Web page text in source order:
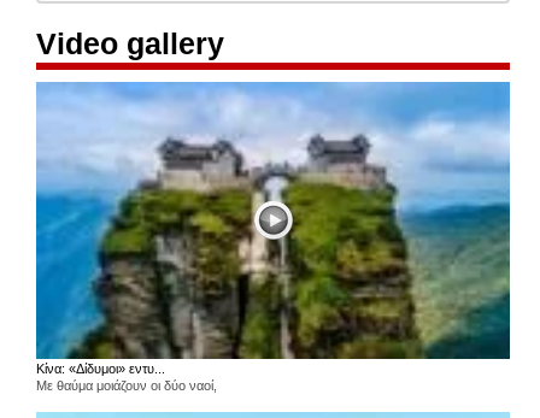
Video gallery
Κίνα: «Δίδυμοι» εντυ...
Με θαύμα μοιάζουν οι δύο ναοί,